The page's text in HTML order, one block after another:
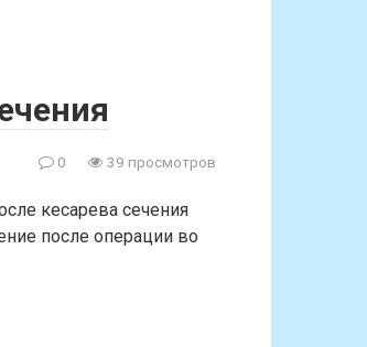
0 39 просмотров
кесарева сечения
после операции во